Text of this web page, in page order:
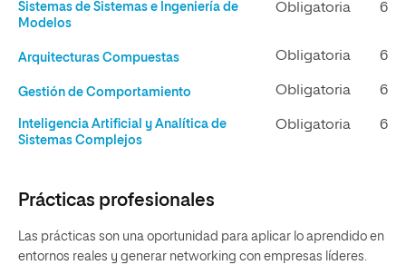
Sistemas de Sistemas e Ingeniería de
Modelos
Obligatoria 6
Arquitecturas Compuestas Obligatoria 6
Gestión de Comportamiento Obligatoria 6
Inteligencia Artificial y Analítica de
Sistemas Complejos
Obligatoria 6
Prácticas profesionales
Las prácticas son una oportunidad para aplicar lo aprendido en
entornos reales y generar networking con empresas líderes.